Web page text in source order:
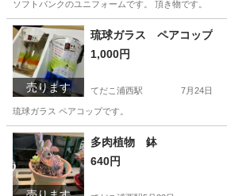
ソフトバンクのユニフォームです。 頂き物です。
福岡 福岡市 天神駅 その他 ユニフォ
売ります
琉球ガラス ペアコップ
1,000円
てだこ浦西駅 7月24日
琉球ガラス ペアコップです。
沖縄 宜野湾市 てだこ浦西駅
多肉植物 鉢
640円